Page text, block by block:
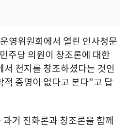
영위원회에서 열린 인사청문
주당 의원이 창조론에 대한
천지를 창조하셨다는 것인
적 증명이 없다고 본다"고 답
거 진화론과 창조론을 함께